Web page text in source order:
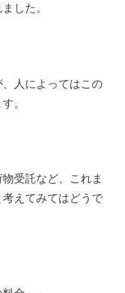
した。
人によってはこの
。
受託など、これま
えてみてはどうで